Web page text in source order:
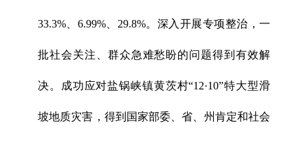
33.3%、6.99%、29.8%。深入开展专项整治，一
批社会关注、群众急难愁盼的问题得到有效解
决。成功应对盐锅峡镇黄茨村“12·10”特大型滑
坡地质灾害，得到国家部委、省、州肯定和社会